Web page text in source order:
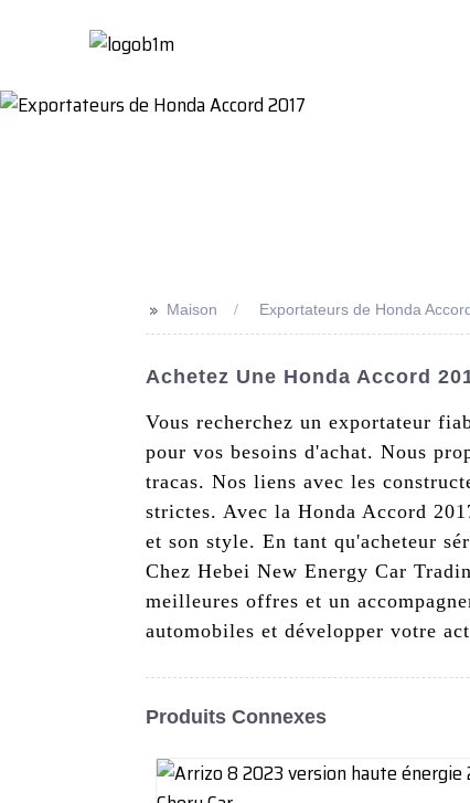
>> Maison Exportateurs de Honda
Achetez Une Honda Accord
Vous recherchez un exportateur
pour vos besoins d'achat. Nous
tracas. Nos liens avec les
strictes. Avec la Honda Accord
et son style. En tant qu'acheteur
Chez Hebei New Energy Car
meilleures offres et un
automobiles et développer votre
Produits Connexes